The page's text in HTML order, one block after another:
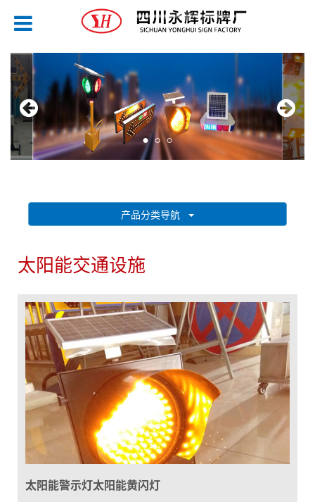
产品分类导航
太阳能交通设施
太阳能警示灯太阳能黄闪灯